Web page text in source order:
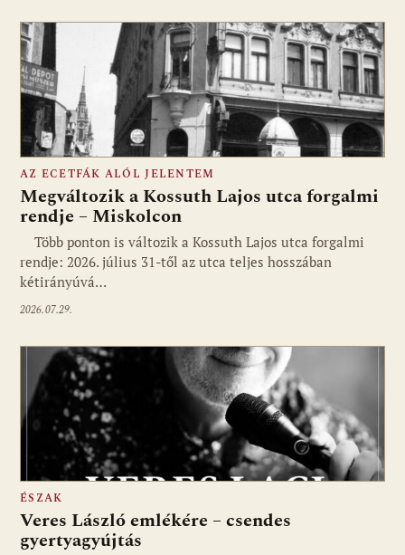
AZ ECETFÁK ALÓL JELENTEM
Megváltozik a Kossuth Lajos utca forgalmi
rendje – Miskolcon
Több ponton is változik a Kossuth Lajos utca forgalmi
rendje: 2026. július 31-től az utca teljes hosszában
kétirányúvá…
2026.07.29.
ÉSZAK
Veres László emlékére – csendes
gyertyagyújtás